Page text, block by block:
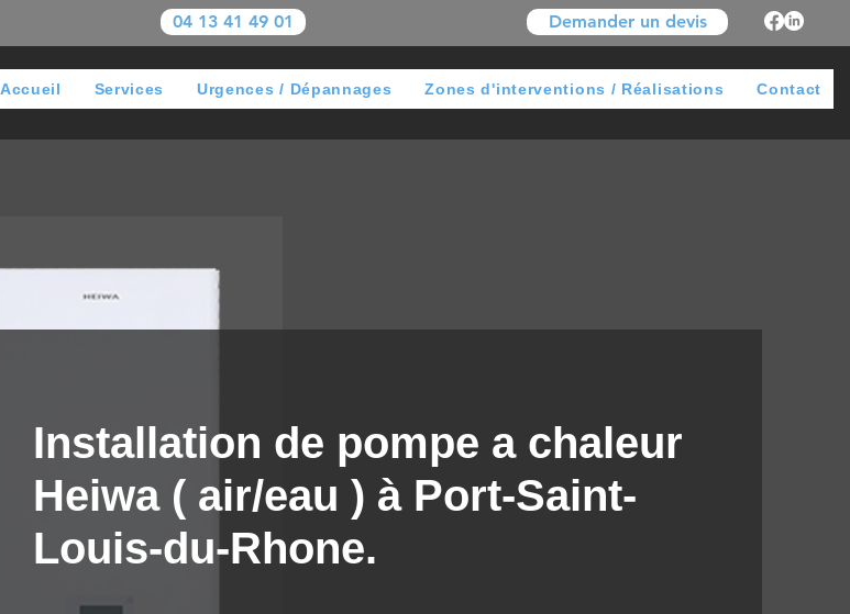
04 13 41 49 01 Demander un devis
Accueil Services Urgences / Dépannages Zones d'interventions / Réalisations Contact
Installation de pompe a chaleur
Heiwa ( air/eau ) à Port-Saint-
Louis-du-Rhone.